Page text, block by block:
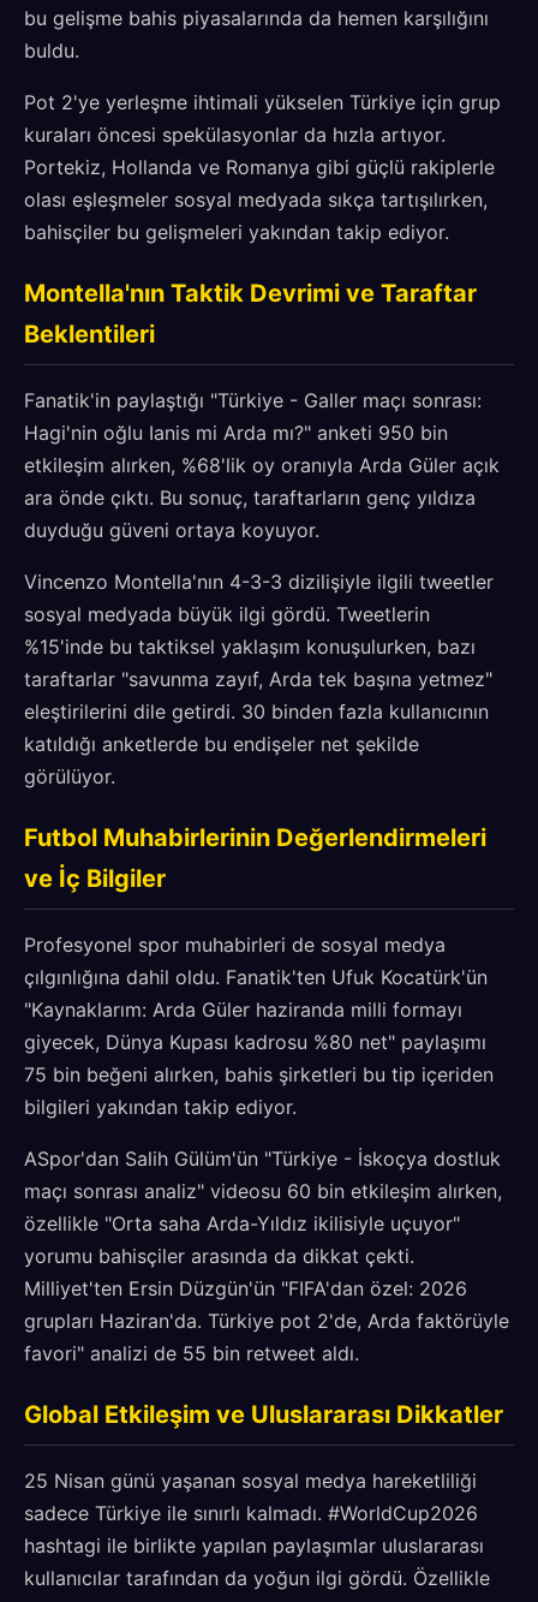
bu gelişme bahis piyasalarında da hemen karşılığını
buldu.
Pot 2'ye yerleşme ihtimali yükselen Türkiye için grup
kuraları öncesi spekülasyonlar da hızla artıyor.
Portekiz, Hollanda ve Romanya gibi güçlü rakiplerle
olası eşleşmeler sosyal medyada sıkça tartışılırken,
bahisçiler bu gelişmeleri yakından takip ediyor.
Montella'nın Taktik Devrimi ve Taraftar
Beklentileri
Fanatik'in paylaştığı "Türkiye - Galler maçı sonrası:
Hagi'nin oğlu Ianis mi Arda mı?" anketi 950 bin
etkileşim alırken, %68'lik oy oranıyla Arda Güler açık
ara önde çıktı. Bu sonuç, taraftarların genç yıldıza
duyduğu güveni ortaya koyuyor.
Vincenzo Montella'nın 4-3-3 dizilişiyle ilgili tweetler
sosyal medyada büyük ilgi gördü. Tweetlerin
%15'inde bu taktiksel yaklaşım konuşulurken, bazı
taraftarlar "savunma zayıf, Arda tek başına yetmez"
eleştirilerini dile getirdi. 30 binden fazla kullanıcının
katıldığı anketlerde bu endişeler net şekilde
görülüyor.
Futbol Muhabirlerinin Değerlendirmeleri
ve İç Bilgiler
Profesyonel spor muhabirleri de sosyal medya
çılgınlığına dahil oldu. Fanatik'ten Ufuk Kocatürk'ün
"Kaynaklarım: Arda Güler haziranda milli formayı
giyecek, Dünya Kupası kadrosu %80 net" paylaşımı
75 bin beğeni alırken, bahis şirketleri bu tip içeriden
bilgileri yakından takip ediyor.
ASpor'dan Salih Gülüm'ün "Türkiye - İskoçya dostluk
maçı sonrası analiz" videosu 60 bin etkileşim alırken,
özellikle "Orta saha Arda-Yıldız ikilisiyle uçuyor"
yorumu bahisçiler arasında da dikkat çekti.
Milliyet'ten Ersin Düzgün'ün "FIFA'dan özel: 2026
grupları Haziran'da. Türkiye pot 2'de, Arda faktörüyle
favori" analizi de 55 bin retweet aldı.
Global Etkileşim ve Uluslararası Dikkatler
25 Nisan günü yaşanan sosyal medya hareketliliği
sadece Türkiye ile sınırlı kalmadı. #WorldCup2026
hashtagi ile birlikte yapılan paylaşımlar uluslararası
kullanıcılar tarafından da yoğun ilgi gördü. Özellikle